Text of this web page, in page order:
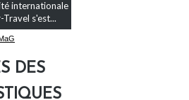
internationale
s'est...
DES